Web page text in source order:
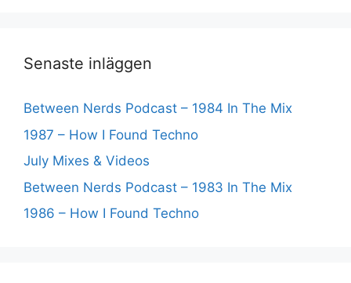
Senaste inläggen
Between Nerds Podcast – 1984 In The Mix
1987 – How I Found Techno
July Mixes & Videos
Between Nerds Podcast – 1983 In The Mix
1986 – How I Found Techno